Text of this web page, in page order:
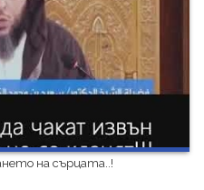
на сърцата..!